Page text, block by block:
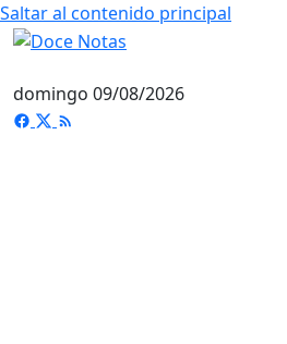
Saltar al contenido principal
domingo 09/08/2026